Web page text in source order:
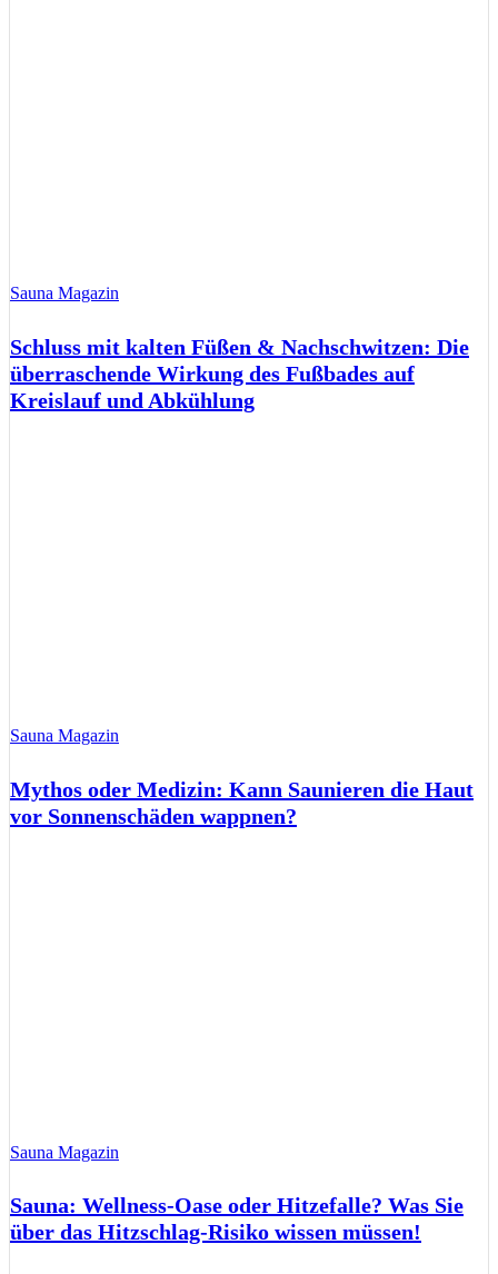
Sauna Magazin
Schluss mit kalten Füßen & Nachschwitzen: Die
überraschende Wirkung des Fußbades auf
Kreislauf und Abkühlung
Sauna Magazin
Mythos oder Medizin: Kann Saunieren die Haut
vor Sonnenschäden wappnen?
Sauna Magazin
Sauna: Wellness-Oase oder Hitzefalle? Was Sie
über das Hitzschlag-Risiko wissen müssen!